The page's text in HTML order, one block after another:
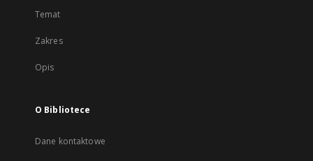
Temat
Zakres
Opis
O Bibliotece
Dane kontaktowe